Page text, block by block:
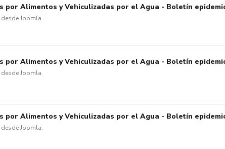
por Alimentos y Vehiculizadas por el Agua - Boletín
Joomla.
por Alimentos y Vehiculizadas por el Agua - Boletín
Joomla.
por Alimentos y Vehiculizadas por el Agua - Boletín
Joomla.